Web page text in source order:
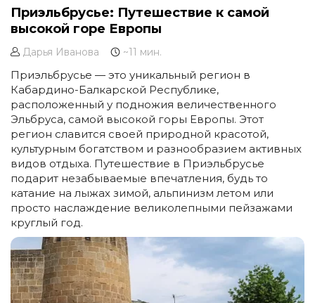
Приэльбрусье: Путешествие к самой
высокой горе Европы
Дарья Иванова ~11 мин.
Приэльбрусье — это уникальный регион в
Кабардино-Балкарской Республике,
расположенный у подножия величественного
Эльбруса, самой высокой горы Европы. Этот
регион славится своей природной красотой,
культурным богатством и разнообразием активных
видов отдыха. Путешествие в Приэльбрусье
подарит незабываемые впечатления, будь то
катание на лыжах зимой, альпинизм летом или
просто наслаждение великолепными пейзажами
круглый год.